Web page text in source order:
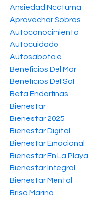
Ansiedad Nocturna
Aprovechar Sobras
Autoconocimiento
Autocuidado
Autosabotaje
Beneficios Del Mar
Beneficios Del Sol
Beta Endorfinas
Bienestar
Bienestar 2025
Bienestar Digital
Bienestar Emocional
Bienestar En La Playa
Bienestar Integral
Bienestar Mental
Brisa Marina